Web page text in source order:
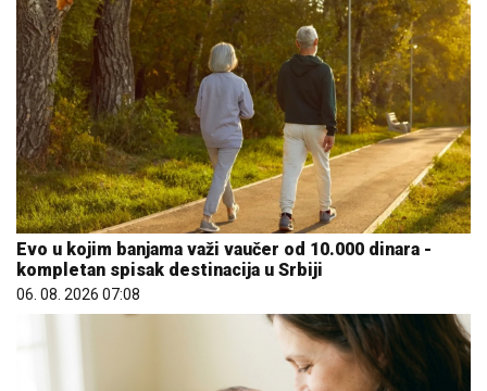
Evo u kojim banjama važi vaučer od 10.000 dinara -
kompletan spisak destinacija u Srbiji
06. 08. 2026 07:08